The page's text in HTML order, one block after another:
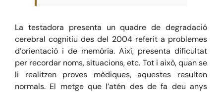
La testadora presenta un quadre de degradació
cerebral cognitiu des del 2004 referit a problemes
d’orientació i de memòria. Així, presenta dificultat
per recordar noms, situacions, etc. Tot i això, quan se
li realitzen proves mèdiques, aquestes resulten
normals. El metge que l’atén des de fa deu anys